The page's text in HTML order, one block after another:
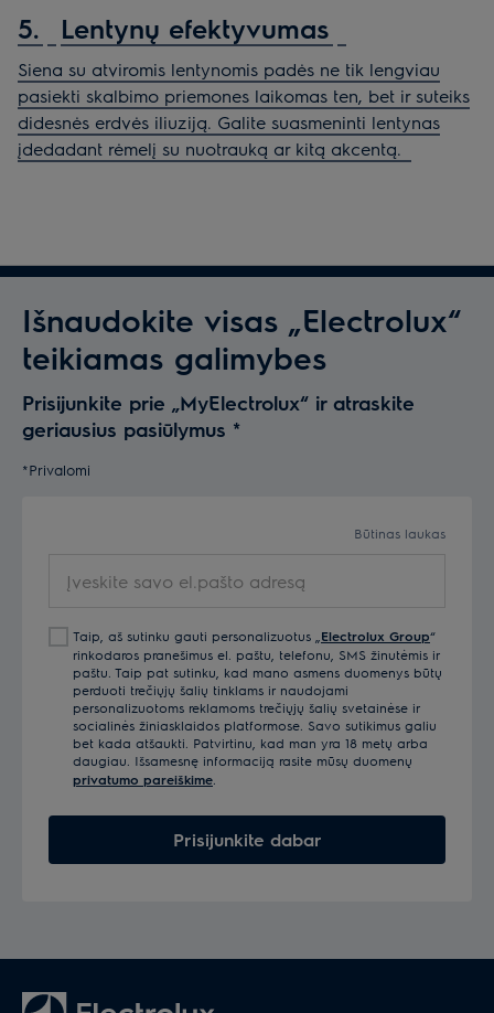
5. Lentynų efektyvumas
Siena su atviromis lentynomis padės ne tik lengviau
pasiekti skalbimo priemones laikomas ten, bet ir suteiks
didesnės erdvės iliuziją. Galite suasmeninti lentynas
įdedadant rėmelį su nuotrauką ar kitą akcentą.
Išnaudokite visas „Electrolux“
teikiamas galimybes
Prisijunkite prie „MyElectrolux“ ir atraskite
geriausius pasiūlymus *
*Privalomi
Būtinas laukas
savo
adresą
Taip, aš sutinku gauti personalizuotus „Electrolux Group“
rinkodaros pranešimus el. paštu, telefonu, SMS žinutėmis ir
paštu. Taip pat sutinku, kad mano asmens duomenys būtų
perduoti trečiųjų šalių tinklams ir naudojami
personalizuotoms reklamoms trečiųjų šalių svetainėse ir
socialinės žiniasklaidos platformose. Savo sutikimus galiu
bet kada atšaukti. Patvirtinu, kad man yra 18 metų arba
daugiau. Išsamesnę informaciją rasite mūsų duomenų
privatumo pareiškime.
Prisijunkite dabar